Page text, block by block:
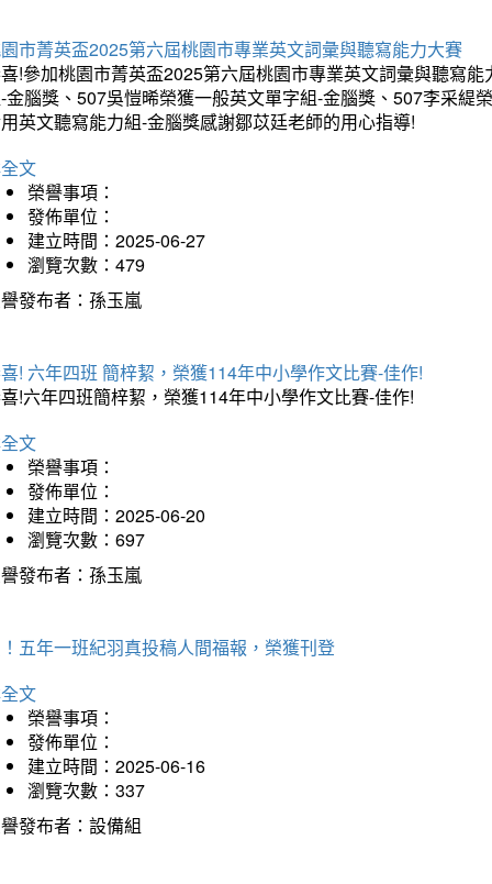
市菁英盃2025第六屆桃園市專業英文詞彙與聽寫能力大賽
!參加桃園市菁英盃2025第六屆桃園市專業英文詞彙與聽寫
金腦獎、507吳愷晞榮獲一般英文單字組-金腦獎、507李采緹
英文聽寫能力組-金腦獎感謝鄒苡廷老師的用心指導!
文
榮譽事項：
發佈單位：
建立時間：2025-06-27
瀏覽次數：479
發布者：孫玉嵐
! 六年四班 簡梓絜，榮獲114年中小學作文比賽-佳作!
!六年四班簡梓絜，榮獲114年中小學作文比賽-佳作!
文
榮譽事項：
發佈單位：
建立時間：2025-06-20
瀏覽次數：697
發布者：孫玉嵐
五年一班紀羽真投稿人間福報，榮獲刊登
文
榮譽事項：
發佈單位：
建立時間：2025-06-16
瀏覽次數：337
發布者：設備組